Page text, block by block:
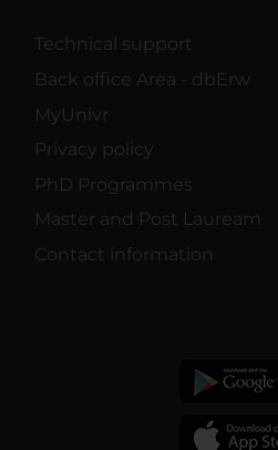
Technical support
Back office Area - dbErw
MyUnivr
Privacy policy
PhD Programmes
Master and Post Lauream
Contact information